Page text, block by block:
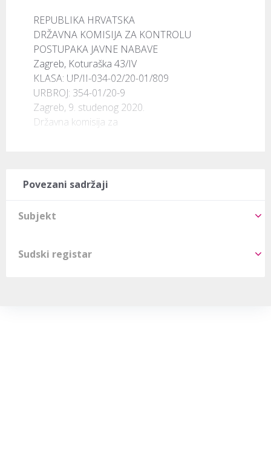
REPUBLIKA HRVATSKA
DRŽAVNA KOMISIJA ZA KONTROLU
POSTUPAKA JAVNE NABAVE
Zagreb, Koturaška 43/IV
KLASA: UP/II-034-02/20-01/809
URBROJ: 354-01/20-9
Zagreb, 9. studenog 2020.
Državna komisija za
Povezani sadržaji
Subjekt
Sudski registar